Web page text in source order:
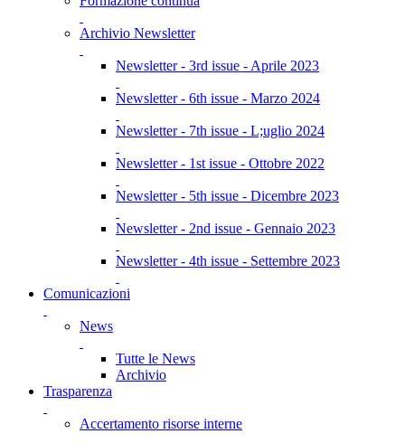
Archivio Newsletter
Newsletter - 3rd issue - Aprile 2023
Newsletter - 6th issue - Marzo 2024
Newsletter - 7th issue - L;uglio 2024
Newsletter - 1st issue - Ottobre 2022
Newsletter - 5th issue - Dicembre 2023
Newsletter - 2nd issue - Gennaio 2023
Newsletter - 4th issue - Settembre 2023
Comunicazioni
News
Tutte le News
Archivio
Trasparenza
Accertamento risorse interne